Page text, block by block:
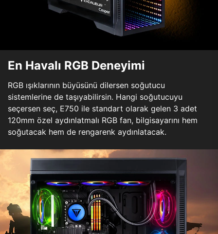
En Havalı RGB Deneyimi
RGB ışıklarının büyüsünü dilersen soğutucu
sistemlerine de taşıyabilirsin. Hangi soğutucuyu
seçersen seç, E750 ile standart olarak gelen 3 adet
120mm özel aydınlatmalı RGB fan, bilgisayarını hem
soğutacak hem de rengarenk aydınlatacak.